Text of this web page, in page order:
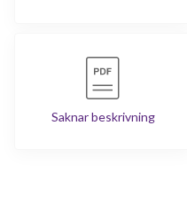
Saknar beskrivning